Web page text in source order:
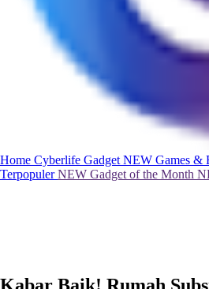
Home Cyberlife Gadget NEW Games &
TerpopulerNEW Gadget of the Month